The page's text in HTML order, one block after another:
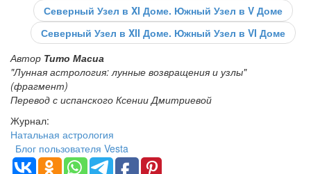
Северный Узел в XI Доме. Южный Узел в V Доме
Северный Узел в XII Доме. Южный Узел в VI Доме
Автор Тито Масиа
"Лунная астрология: лунные возвращения и узлы"
(фрагмент)
Перевод с испанского Ксении Дмитриевой
Журнал:
Натальная астрология
Блог пользователя Vesta